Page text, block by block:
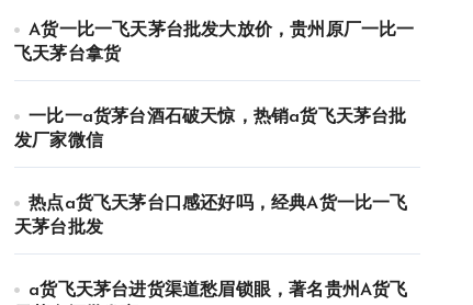
A货一比一飞天茅台批发大放价，贵州原厂一比一
飞天茅台拿货
一比一a货茅台酒石破天惊，热销a货飞天茅台批
发厂家微信
热点a货飞天茅台口感还好吗，经典A货一比一飞
天茅台批发
a货飞天茅台进货渠道愁眉锁眼，著名贵州A货飞